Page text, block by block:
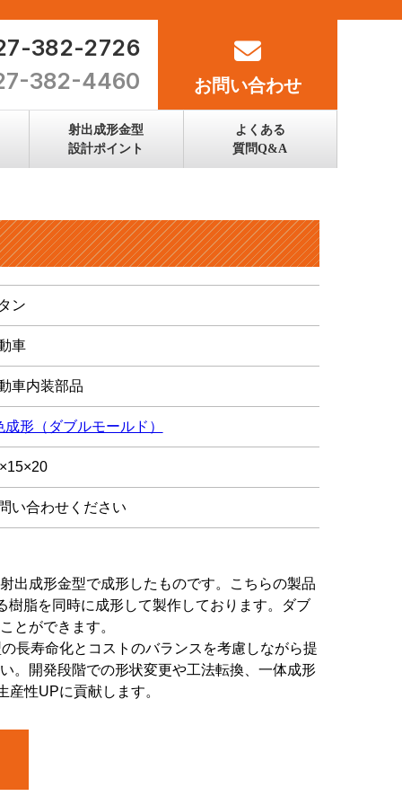
382-2726
382-4460
お問い合わせ
射出成形金型
設計ポイント
よくある
質問Q&A
ン
車
車内装部品
成形（ダブルモールド）
い合わせください
出成形金型で成形したものです。こちらの製品
脂を同時に成形して製作しております。ダブ
とができます。
長寿命化とコストのバランスを考慮しながら提
。開発段階での形状変更や工法転換、一体成形
性UPに貢献します。